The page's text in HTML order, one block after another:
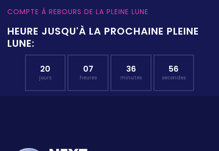
COMPTE À REBOURS DE LA PLEINE LUNE
HEURE JUSQU'À LA PROCHAINE PLEINE
LUNE:
20
jours
07
heures
36
minutes
55
secondes